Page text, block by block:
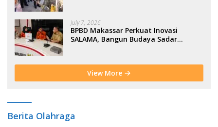
July 7, 2026
BPBD Makassar Perkuat Inovasi
SALAMA, Bangun Budaya Sadar
View More
Berita Olahraga